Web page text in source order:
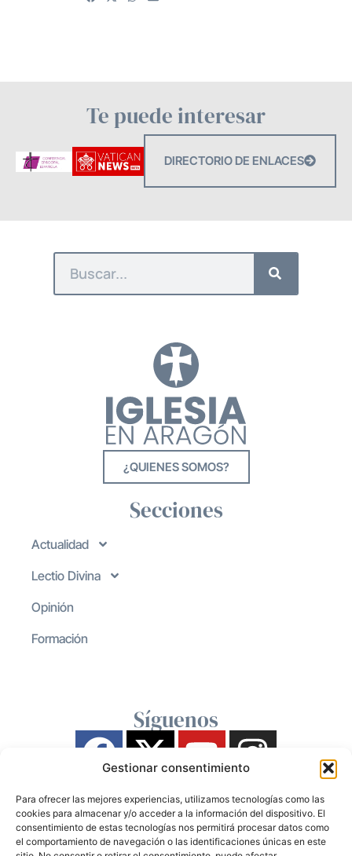
Gestionar consentimiento
Para ofrecer las mejores experiencias, utilizamos tecnologías como las
cookies para almacenar y/o acceder a la información del dispositivo. El
consentimiento de estas tecnologías nos permitirá procesar datos como
el comportamiento de navegación o las identificaciones únicas en este
Te puede interesar
DIRECTORIO DE ENLACES
¿QUIENES SOMOS?
Secciones
Actualidad
Lectio Divina
Opinión
Formación
Síguenos